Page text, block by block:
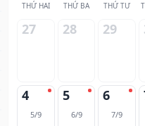
THỨ HAI THỨ BA THỨ TƯ
27 28 29
4
5/9
5
6/9
6
7/9